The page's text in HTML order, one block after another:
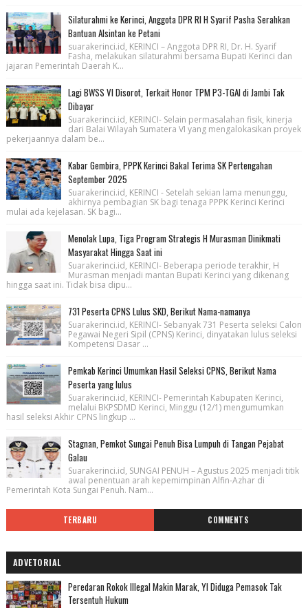
Silaturahmi ke Kerinci, Anggota DPR RI H Syarif Pasha Serahkan
Bantuan Alsintan ke Petani
suarakerinci.id, KERINCI – Anggota DPR RI, Dr. H. Syarif
Fasha, melakukan silaturahmi bersama Bupati Kerinci dan
jajaran Pemerintah Daerah K...
Lagi BWSS VI Disorot, Terkait Honor TPM P3-TGAI di Jambi Tak
Dibayar
Suarakerinci.id, KERINCI- Selain permasalahan fisik, kinerja
dari Balai Wilayah Sumatera VI yang mengalokasikan proyek
pekerjaannya dalam be...
Kabar Gembira, PPPK Kerinci Bakal Terima SK Pertengahan
September 2025
Suarakerinci.id, KERINCI - Setelah sekian lama menunggu,
akhirnya pembagian SK bagi tenaga PPPK Kerinci Kerinci
mulai ada kejelasan. SK bagi...
Menolak Lupa, Tiga Program Strategis H Murasman Dinikmati
Masyarakat Hingga Saat ini
Suarakerinci.id, KERINCI- Beberapa periode terakhir, H
Murasman menjadi mantan Bupati Kerinci yang dikenang
hingga saat ini. Tidak bisa dipu...
731 Peserta CPNS Lulus SKD, Berikut Nama-namanya
Suarakerinci.id, KERINCI- Sebanyak 731 Peserta seleksi Calon
Pegawai Negeri Sipil (CPNS) Kerinci, dinyatakan lulus seleksi
Kompetensi Dasar ...
Pemkab Kerinci Umumkan Hasil Seleksi CPNS, Berikut Nama
Peserta yang lulus
Suarakerinci.id, KERINCI- Pemerintah Kabupaten Kerinci,
melalui BKPSDMD Kerinci, Minggu (12/1) mengumumkan
hasil seleksi Akhir CPNS lingkup ...
Stagnan, Pemkot Sungai Penuh Bisa Lumpuh di Tangan Pejabat
Galau
Suarakerinci.id, SUNGAI PENUH – Agustus 2025 menjadi titik
awal penentuan arah kepemimpinan Alfin-Azhar di
Pemerintah Kota Sungai Penuh. Nam...
TERBARU COMMENTS
ADVETORIAL
Peredaran Rokok Illegal Makin Marak, YI Diduga Pemasok Tak
Tersentuh Hukum